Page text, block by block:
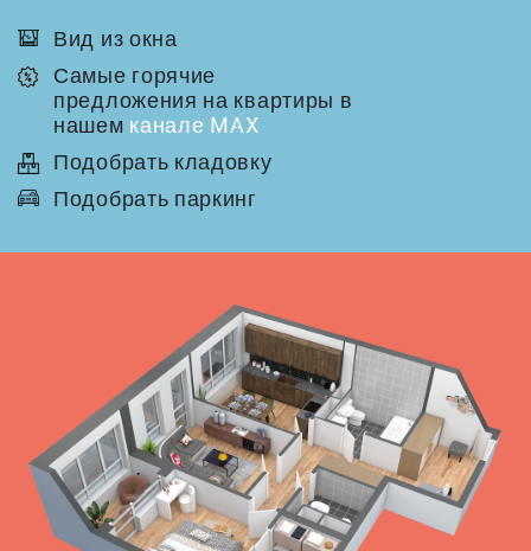
Вид из окна
Самые горячие
предложения на квартиры в
нашем канале MAX
Подобрать кладовку
Подобрать паркинг